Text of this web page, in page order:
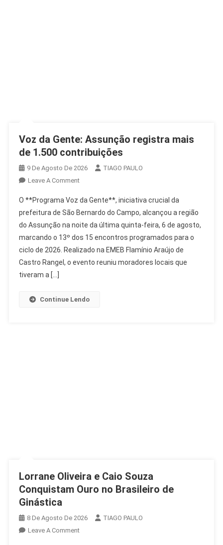
Voz da Gente: Assunção registra mais
de 1.500 contribuições
9 De Agosto De 2026
TIAGO PAULO
Leave A CommentOn
Da
Gente:
Assunção
Registra
Mais
De
O **Programa Voz da Gente**, iniciativa crucial da
prefeitura de São Bernardo do Campo, alcançou a região
do Assunção na noite da última quinta-feira, 6 de agosto,
marcando o 13º dos 15 encontros programados para o
ciclo de 2026. Realizado na EMEB Flamínio Araújo de
Castro Rangel, o evento reuniu moradores locais que
tiveram a […]
Continue Lendo
Lorrane Oliveira e Caio Souza
Conquistam Ouro no Brasileiro de
Ginástica
8 De Agosto De 2026
TIAGO PAULO
Leave A CommentOn